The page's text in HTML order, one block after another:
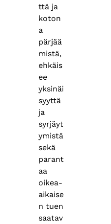
ttä ja
koton
a
pärjää
mistä,
ehkäis
ee
yksinäi
syyttä
ja
syrjäyt
ymistä
sekä
parant
aa
oikea-
aikaise
n tuen
saatav